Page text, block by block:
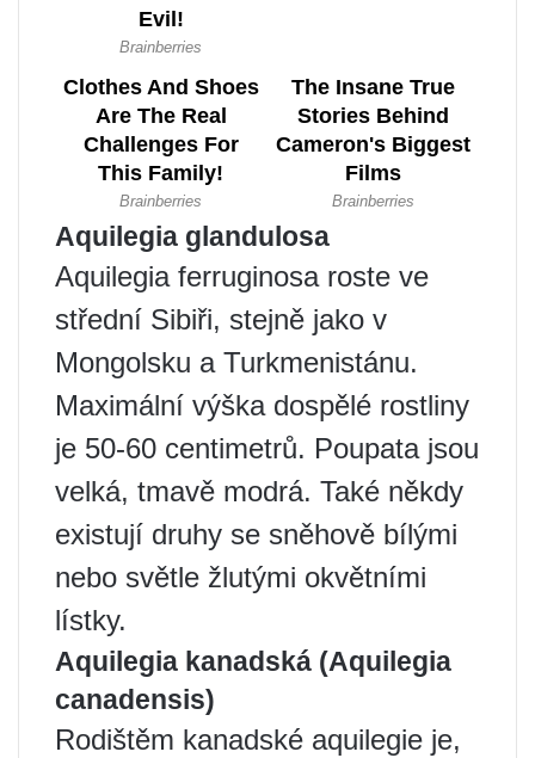
Aquilegia glandulosa
Aquilegia ferruginosa roste ve
střední Sibiři, stejně jako v
Mongolsku a Turkmenistánu.
Maximální výška dospělé rostliny
je 50-60 centimetrů. Poupata jsou
velká, tmavě modrá. Také někdy
existují druhy se sněhově bílými
nebo světle žlutými okvětními
lístky.
Aquilegia kanadská (Aquilegia
canadensis)
Rodištěm kanadské aquilegie je,